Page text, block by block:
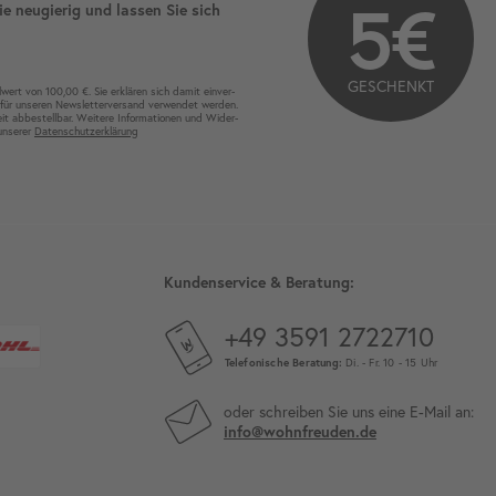
neugierig und lassen Sie sich
von 100,00 €. Sie erklären sich damit ein­ver­
unseren News­letter­versand ver­wen­det werden.
ab­bestel­lbar. Weitere Infor­mationen und Wider­
Daten­schutz­erklärung
5€
GESCHENKT
Kundenservice & Beratung:
+49 3591 2722710
Telefonische Beratung: Di. - Fr. 10 - 15 Uhr
oder schreiben Sie uns eine E-Mail an:
info@wohnfreuden.de